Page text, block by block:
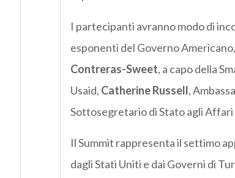
I partecipanti avranno modo di
esponenti del Governo
Contreras-Sweet, a capo della
Usaid, Catherine Russell,
Sottosegretario di Stato agli Affari
Il Summit rappresenta il settimo
dagli Stati Uniti e dai Governi di